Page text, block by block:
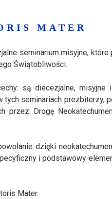
MATER
seminarium misyjne, które
Świątobliwości.
są diecezjalne, misyjne i
seminariach prezbiterzy,
przez Drogę
dzięki
i podstawowy
Mater.